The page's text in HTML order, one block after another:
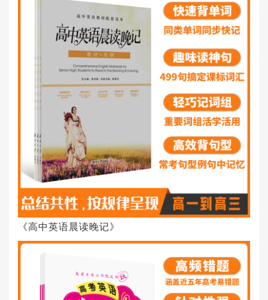
《高中英语晨读晚记》